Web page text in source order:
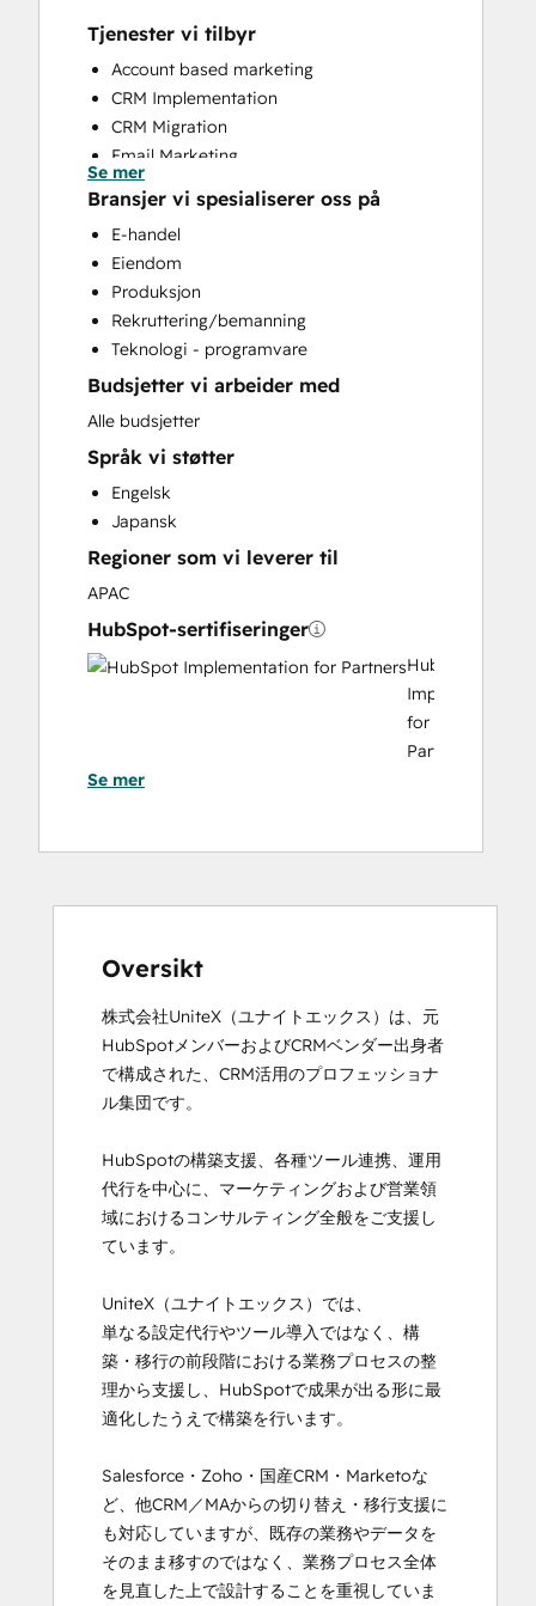
Tjenester vi tilbyr
Account based marketing
CRM Implementation
CRM Migration
Email Marketing
Full Inbound Marketing Services
HubSpot Onboarding
Sales and Marketing Alignment
Sales Coaching and Training
Se mer
Bransjer vi spesialiserer oss på
E-handel
Eiendom
Produksjon
Rekruttering/bemanning
Teknologi - programvare
Budsjetter vi arbeider med
Alle budsjetter
Språk vi støtter
Engelsk
Japansk
Regioner som vi leverer til
APAC
HubSpot-sertifiseringer
HubSpot
Implementation
for
Partners
Se mer
Oversikt
株式会社UniteX（ユナイトエックス）は、元
HubSpotメンバーおよびCRMベンダー出身者
で構成された、CRM活用のプロフェッショナ
ル集団です。
HubSpotの構築支援、各種ツール連携、運用
代行を中心に、マーケティングおよび営業領
域におけるコンサルティング全般をご支援し
ています。
UniteX（ユナイトエックス）では、
単なる設定代行やツール導入ではなく、構
築・移行の前段階における業務プロセスの整
理から支援し、HubSpotで成果が出る形に最
適化したうえで構築を行います。
Salesforce・Zoho・国産CRM・Marketoな
ど、他CRM／MAからの切り替え・移行支援に
も対応していますが、既存の業務やデータを
そのまま移すのではなく、業務プロセス全体
を見直した上で設計することを重視していま